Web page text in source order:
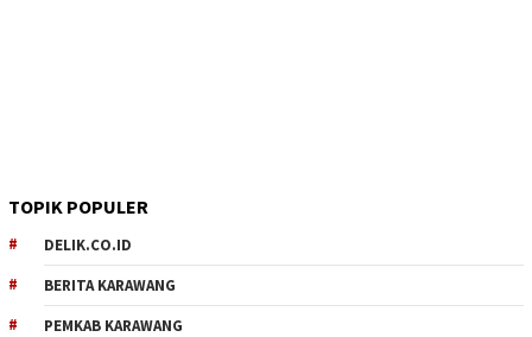
TOPIK POPULER
DELIK.CO.ID
BERITA KARAWANG
PEMKAB KARAWANG